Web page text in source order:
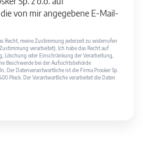
von mir angegebene E-Mail-
Recht, meine Zustimmung jederzeit zu widerrufen
verarbeitet). Ich habe das Recht auf
Löschung oder Einschränkung der Verarbeitung,
Beschwerde bei der Aufsichtsbehörde
Der Datenverantwortliche ist die Firma Prosker Sp.
Płock. Der Verantwortliche verarbeitet die Daten